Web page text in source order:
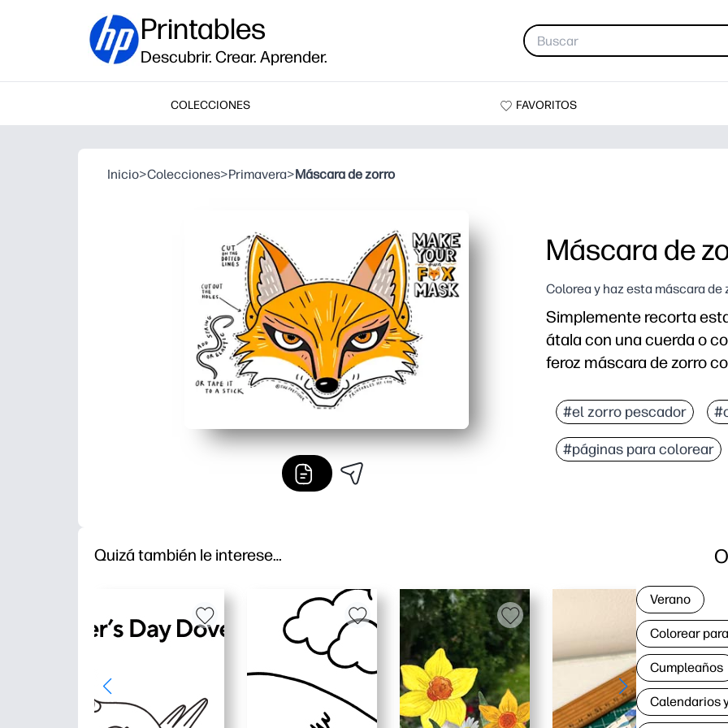
Printables
Descubrir. Crear. Aprender.
COLECCIONES FAVORITOS
Inicio>Colecciones>Primavera>Máscara de zorro
Máscara de
Colorea y haz esta máscara de
Simplemente recorta
átala con una cuerda o
feroz máscara de zorro
Diversión sin
Despierta la
Flexible de usar: se
#el zorro pescador
#páginas para colorear
Quizá también le interese…
Verano
Colorear
Cumpleaños
Calendarios